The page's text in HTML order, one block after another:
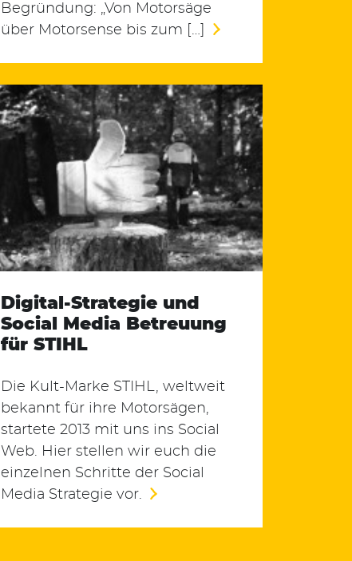
Begründung: „Von Motorsäge
über Motorsense bis zum […]
Digital-Strategie und
Social Media Betreuung
für STIHL
Die Kult-Marke STIHL, weltweit
bekannt für ihre Motorsägen,
startete 2013 mit uns ins Social
Web. Hier stellen wir euch die
einzelnen Schritte der Social
Media Strategie vor.